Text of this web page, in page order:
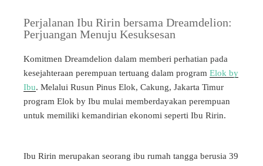
Perjalanan Ibu Ririn bersama Dreamdelion:
Perjuangan Menuju Kesuksesan
Komitmen Dreamdelion dalam memberi perhatian pada
kesejahteraan perempuan tertuang dalam program Elok by
Ibu. Melalui Rusun Pinus Elok, Cakung, Jakarta Timur
program Elok by Ibu mulai memberdayakan perempuan
untuk memiliki kemandirian ekonomi seperti Ibu Ririn.
Ibu Ririn merupakan seorang ibu rumah tangga berusia 39